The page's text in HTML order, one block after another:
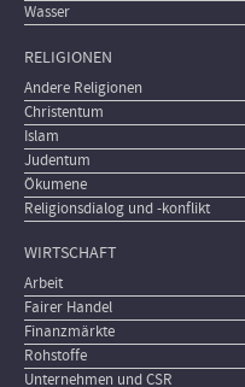
Wasser
RELIGIONEN
Andere Religionen
Christentum
Islam
Judentum
Ökumene
Religionsdialog und -konflikt
WIRTSCHAFT
Arbeit
Fairer Handel
Finanzmärkte
Rohstoffe
Unternehmen und CSR